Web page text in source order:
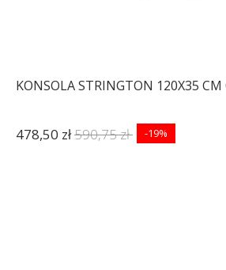
KONSOLA STRINGTON 120X35 CM
478,50 zł590,75 zł -19%